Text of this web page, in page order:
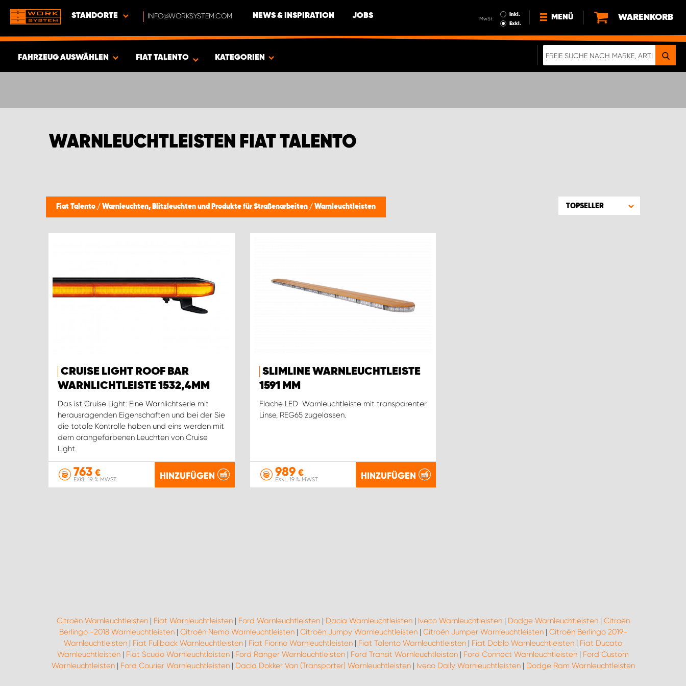
STANDORTE INFO@WORKSYSTEM.COM NEWS & INSPIRATION JOBS MwSt.
Inkl.
Exkl.
MENÜ
NEWS
WARENKORB
FAHRZEUG AUSWÄHLEN
ARTIKEL
FIAT TALENTO KATEGORIEN
WARNLEUCHTLEISTEN FIAT TALENTO
Fiat Talento / Warnleuchten, Blitzleuchten und Produkte für Straßenarbeiten / Warnleuchtleisten TOPSELLER
CRUISE LIGHT ROOF BAR
WARNLICHTLEISTE 1532,4MM
Das ist Cruise Light: Eine Warnlichtserie mit
herausragenden Eigenschaften und bei der Sie
die totale Kontrolle haben und eins werden mit
dem orangefarbenen Leuchten von Cruise
Light.
763 €
EXKL. 19 % MWST. HINZUFÜGEN
SLIMLINE WARNLEUCHTLEISTE
1591 MM
Flache LED-Warnleuchtleiste mit transparenter
Linse, REG65 zugelassen.
989€
EXKL. 19 % MWST. HINZUFÜGEN
Citroën Warnleuchtleisten| Fiat Warnleuchtleisten| Ford Warnleuchtleisten| Dacia Warnleuchtleisten| Iveco Warnleuchtleisten| Dodge Warnleuchtleisten| Citroën
Berlingo -2018 Warnleuchtleisten| Citroën Nemo Warnleuchtleisten| Citroën Jumpy Warnleuchtleisten| Citroën Jumper Warnleuchtleisten| Citroën Berlingo 2019-
Warnleuchtleisten | Fiat Fullback Warnleuchtleisten | Fiat Fiorino Warnleuchtleisten | Fiat Talento Warnleuchtleisten | Fiat Doblo Warnleuchtleisten | Fiat Ducato
Warnleuchtleisten | Fiat Scudo Warnleuchtleisten | Ford Ranger Warnleuchtleisten | Ford Transit Warnleuchtleisten | Ford Connect Warnleuchtleisten | Ford Custom
Warnleuchtleisten| Ford Courier Warnleuchtleisten| Dacia Dokker Van (Transporter) Warnleuchtleisten| Iveco Daily Warnleuchtleisten| Dodge Ram Warnleuchtleisten